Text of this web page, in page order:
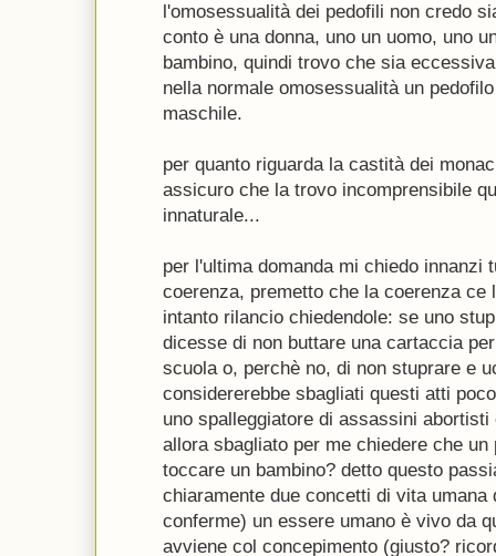
l'omosessualità dei pedofili non credo
conto è una donna, uno un uomo, uno
bambino, quindi trovo che sia
nella normale omosessualità un
maschile.
per quanto riguarda la castità dei
assicuro che la trovo incomprensibile
innaturale...
per l'ultima domanda mi chiedo innanzi
coerenza, premetto che la coerenza ce
intanto rilancio chiedendole: se uno
dicesse di non buttare una cartaccia
scuola o, perchè no, di non stuprare e
considererebbe sbagliati questi atti
uno spalleggiatore di assassini
allora sbagliato per me chiedere che
toccare un bambino? detto questo
chiaramente due concetti di vita
conferme) un essere umano è vivo da
avviene col concepimento (giusto?